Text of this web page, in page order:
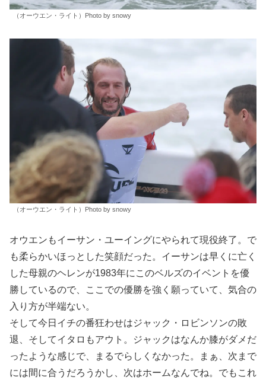
（オーウエン・ライト）Photo by snowy
（オーウエン・ライト）Photo by snowy
オウエンもイーサン・ユーイングにやられて現役終了。で
も柔らかいほっとした笑顔だった。イーサンは早くに亡く
した母親のヘレンが1983年にこのベルズのイベントを優
勝しているので、ここでの優勝を強く願っていて、気合の
入り方が半端ない。
そして今日イチの番狂わせはジャック・ロビンソンの敗
退、そしてイタロもアウト。ジャックはなんか膝がダメだ
ったような感じで、まるでらしくなかった。まぁ、次まで
には間に合うだろうかし、次はホームなんでね。でもこれ